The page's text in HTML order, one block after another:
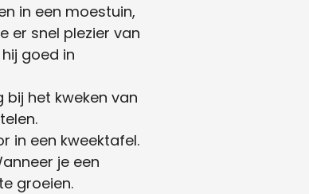
in een moestuin,
er snel plezier van
goed in
het kweken van
in een kweektafel.
je een
groeien.